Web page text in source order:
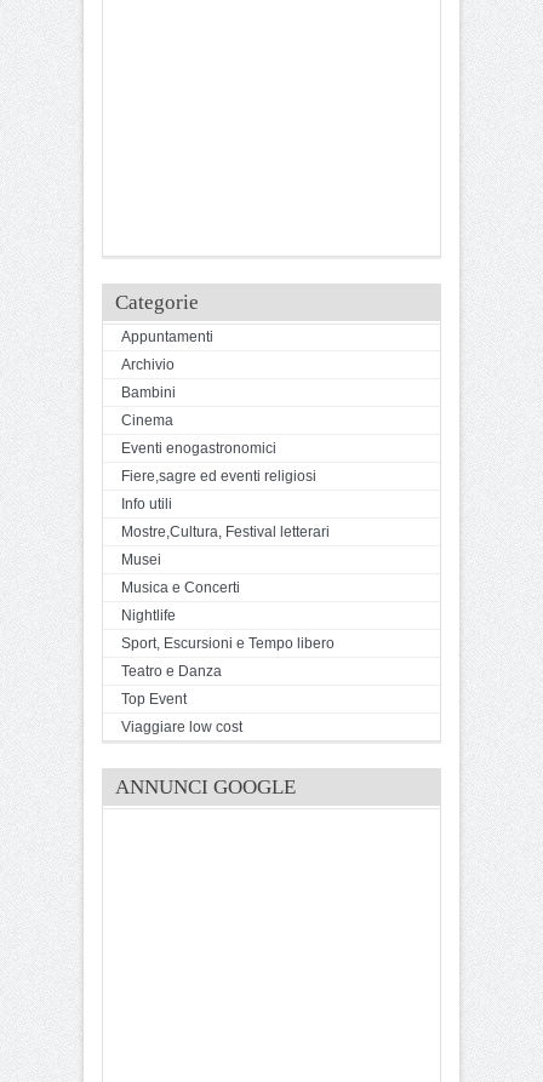
Categorie
Appuntamenti
Archivio
Bambini
Cinema
Eventi enogastronomici
Fiere,sagre ed eventi religiosi
Info utili
Mostre,Cultura, Festival letterari
Musei
Musica e Concerti
Nightlife
Sport, Escursioni e Tempo libero
Teatro e Danza
Top Event
Viaggiare low cost
ANNUNCI GOOGLE